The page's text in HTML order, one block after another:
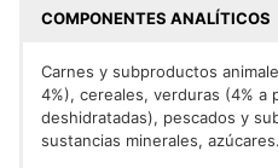
COMPONENTES ANALÍTICOS
Carnes y subproductos
4%), cereales, verduras (4% a
deshidratadas), pescados y
sustancias minerales, azúcares.